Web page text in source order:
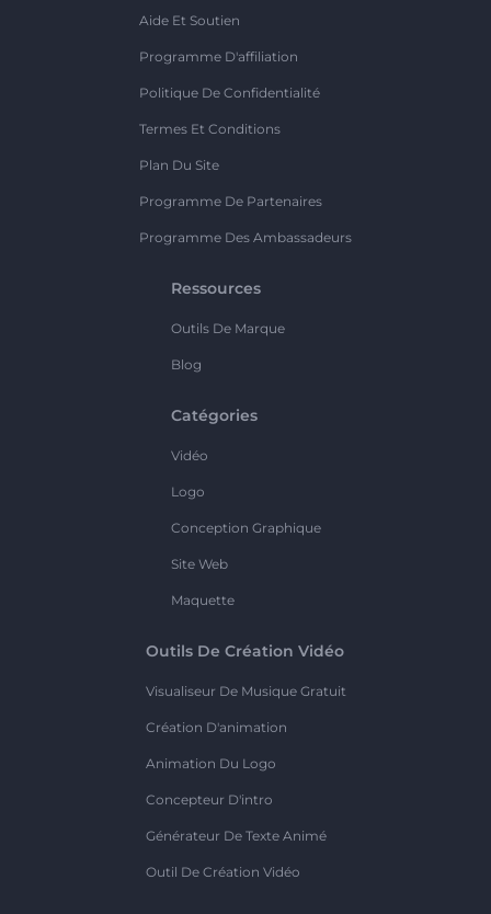
Aide Et Soutien
Programme D'affiliation
Politique De Confidentialité
Termes Et Conditions
Plan Du Site
Programme De Partenaires
Programme Des Ambassadeurs
Ressources
Outils De Marque
Blog
Catégories
Vidéo
Logo
Conception Graphique
Site Web
Maquette
Outils De Création Vidéo
Visualiseur De Musique Gratuit
Création D'animation
Animation Du Logo
Concepteur D'intro
Générateur De Texte Animé
Outil De Création Vidéo